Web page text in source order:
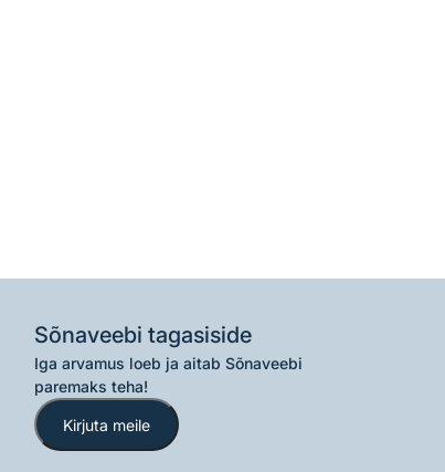
Sõnaveebi tagasiside
Iga arvamus loeb ja aitab Sõnaveebi
paremaks teha!
Kirjuta meile